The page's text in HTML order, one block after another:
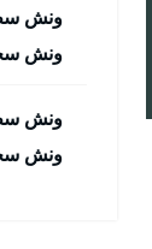
ونش
ونش